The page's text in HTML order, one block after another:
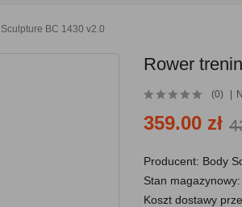
BC 1430 v2.0
Rower
(0)
359.00 zł
Producent: Body
Stan magazynowy:
Koszt dostawy